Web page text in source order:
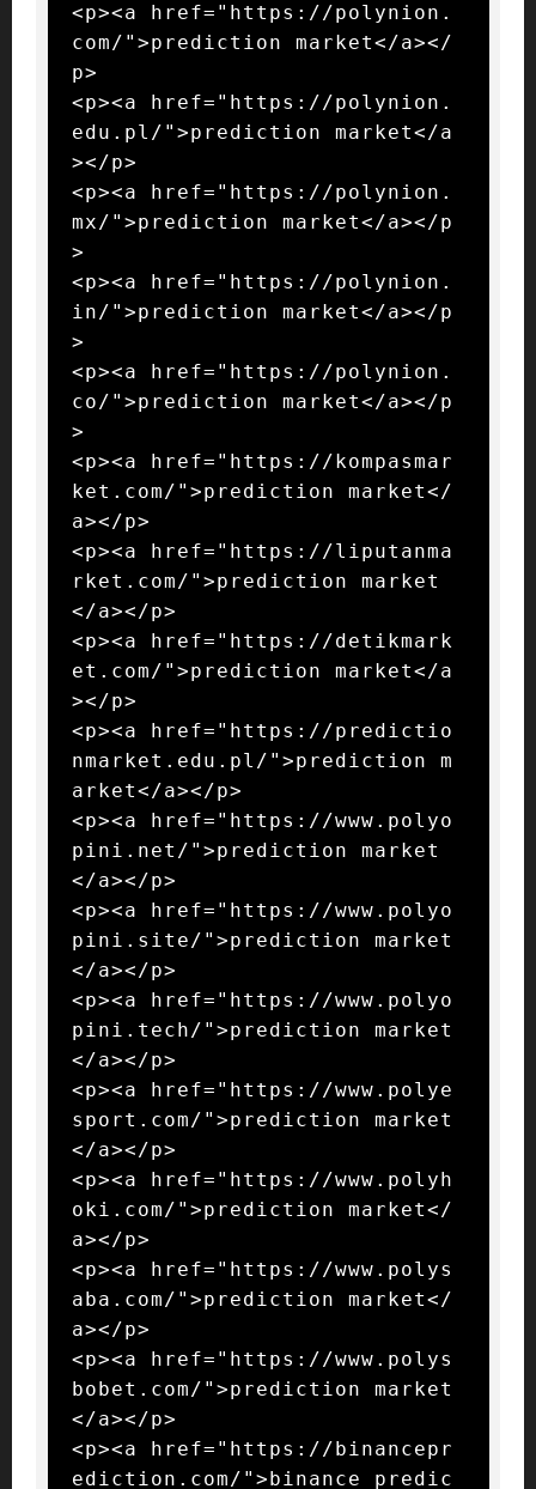
<p><a href="https://polynion.
com/">prediction market</a></
p>
<p><a href="https://polynion.
edu.pl/">prediction market</a
></p>
<p><a href="https://polynion.
mx/">prediction market</a></p
>
<p><a href="https://polynion.
in/">prediction market</a></p
>
<p><a href="https://polynion.
co/">prediction market</a></p
>
<p><a href="https://kompasmar
ket.com/">prediction market</
a></p>
<p><a href="https://liputanma
rket.com/">prediction market
</a></p>
<p><a href="https://detikmark
et.com/">prediction market</a
></p>
<p><a href="https://predictio
nmarket.edu.pl/">prediction m
arket</a></p>
<p><a href="https://www.polyo
pini.net/">prediction market
</a></p>
<p><a href="https://www.polyo
pini.site/">prediction market
</a></p>
<p><a href="https://www.polyo
pini.tech/">prediction market
</a></p>
<p><a href="https://www.polye
sport.com/">prediction market
</a></p>
<p><a href="https://www.polyh
oki.com/">prediction market</
a></p>
<p><a href="https://www.polys
aba.com/">prediction market</
a></p>
<p><a href="https://www.polys
bobet.com/">prediction market
</a></p>
<p><a href="https://binancepr
ediction.com/">binance predic